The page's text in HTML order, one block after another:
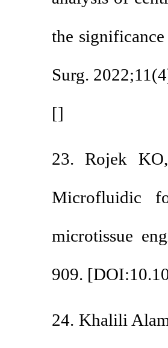
the
Surg.
[]
23. Rojek
Microfluidic
microtissue
909. [
24. Khalili